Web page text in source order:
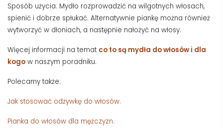
Sposób użycia: Mydło rozprowadzić na wilgotnych włosach,
spienić i dobrze spłukać. Alternatywnie piankę można również
wytworzyć w dłoniach, a następnie nałożyć na włosy.
Więcej informacji na temat co to są mydła do włosów i dla
kogo w naszym poradniku.
Polecamy także:
Jak stosować odżywkę do włosów.
Pianka do włosów dla mężczyzn.